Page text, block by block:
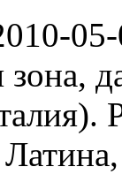
зона,